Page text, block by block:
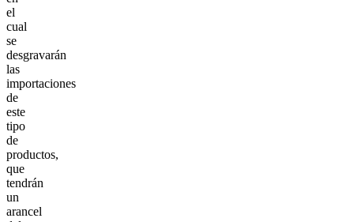
el
cual
se
desgravarán
las
importaciones
de
este
tipo
de
productos,
que
tendrán
un
arancel